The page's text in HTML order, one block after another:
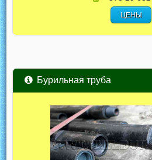
ЦЕНЫ
Бурильная труба